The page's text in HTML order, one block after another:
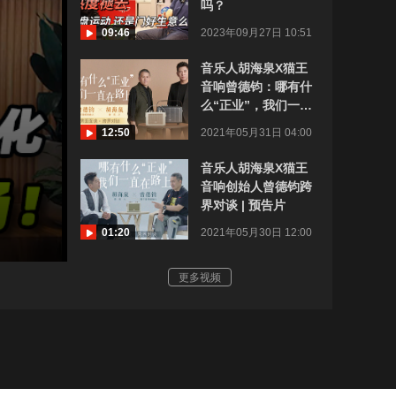
09:46
吗？
2023年09月27日 10:51
12:50
音乐人胡海泉X猫王
音响曾德钧：哪有什
么“正业”，我们一直
2021年05月31日 04:00
01:20
音乐人胡海泉X猫王
音响创始人曾德钧跨
界对谈 | 预告片
2021年05月30日 12:00
更多视频